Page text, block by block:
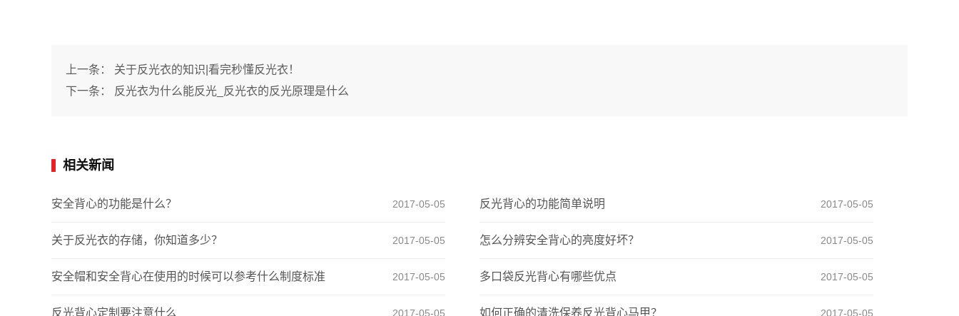
上一条： 关于反光衣的知识|看完秒懂反光衣！
下一条：
反光衣为什么能反光_反光衣的反光原理是什么
相关新闻
2017-05-05
安全背心的功能是什么？ 2017-05-05
反光背心的功能简单说明
2017-05-05
关于反光衣的存储，你知道多少？ 2017-05-05
怎么分辨安全背心的亮度好坏？
2017-05-05
安全帽和安全背心在使用的时候可以参考什么制度标准 2017-05-05
多口袋反光背心有哪些优点
2017-05-05
反光背心定制要注意什么 2017-05-05
如何正确的清洗保养反光背心马甲？